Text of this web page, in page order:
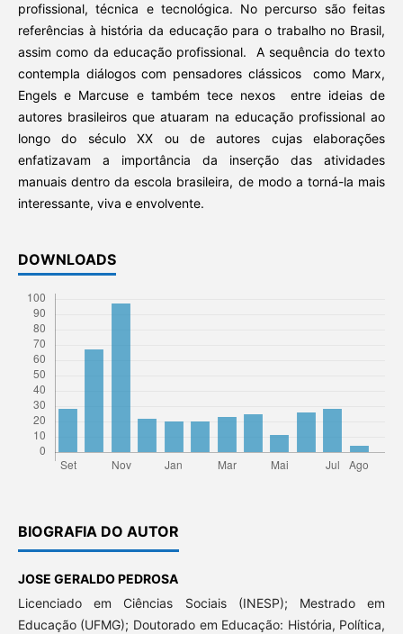
profissional, técnica e tecnológica. No percurso são feitas
referências à história da educação para o trabalho no Brasil,
assim como da educação profissional. A sequência do texto
contempla diálogos com pensadores clássicos como Marx,
Engels e Marcuse e também tece nexos entre ideias de
autores brasileiros que atuaram na educação profissional ao
longo do século XX ou de autores cujas elaborações
enfatizavam a importância da inserção das atividades
manuais dentro da escola brasileira, de modo a torná-la mais
interessante, viva e envolvente.
DOWNLOADS
BIOGRAFIA DO AUTOR
JOSE GERALDO PEDROSA
Licenciado em Ciências Sociais (INESP); Mestrado em
Educação (UFMG); Doutorado em Educação: História, Política,